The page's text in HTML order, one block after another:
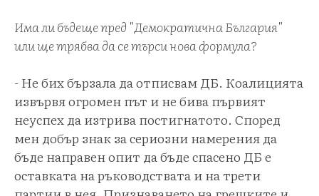
Има ли бъдеще пред "Демократична България"
или ще трябва да се търси нова формула?
- Не бих бързала да отписвам ДБ. Коалицията
извървя огромен път и не бива първият
неуспех да изтрива постигнатото. Според
мен добър знак за сериозни намерения да
бъде направен опит да бъде спасено ДБ е
оставката на ръководствата и на трети